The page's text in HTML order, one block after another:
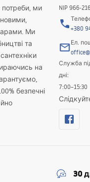
потреби, ми
Ми
та
на
безпечні
NIP 966-
+380
Ел.
Служба
дні:
7:00–15:30
30